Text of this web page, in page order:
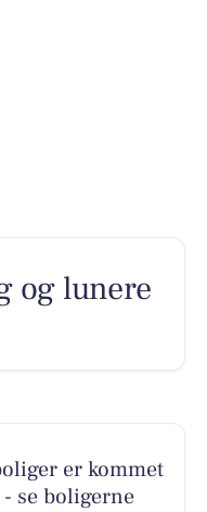
og lunere
er kommet
se boligerne